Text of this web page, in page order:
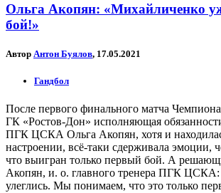
Ольга Акопян: «Михайличенко
бой!»
Автор Антон Буялов, 17.05.2021
Гандбол
После первого финального матча
ГК «Ростов-Дон» исполняющая
ПГК ЦСКА Ольга Акопян, хотя и
настроении, всё-таки сдерживала эмоции,
что выигран только первый бой. А
Акопян, и. о. главного тренера ПГК
улеглись. Мы понимаем, что это только